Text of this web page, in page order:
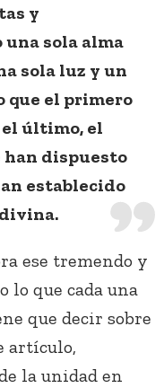
y
una sola alma
sola luz y un
que el primero
último, el
han dispuesto
establecido
ese tremendo y
lo que cada una
que decir sobre
artículo,
la unidad en